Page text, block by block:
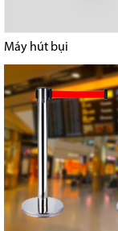
Máy hút bụi